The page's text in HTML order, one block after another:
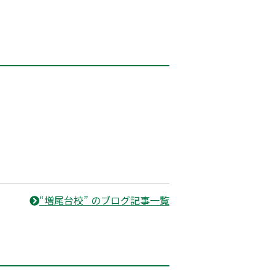
“増尾台校” のブログ記事一覧